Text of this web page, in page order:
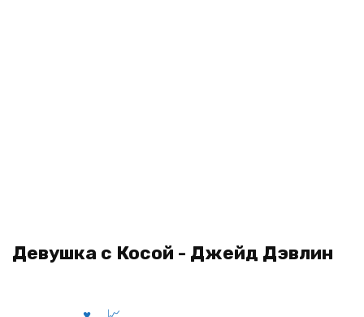
Девушка с Косой - Джейд Дэвлин